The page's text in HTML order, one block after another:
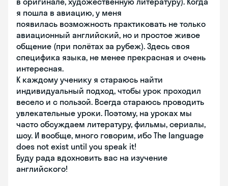
я пошла в авиацию, у меня
появилась возможность практиковать не только
авиационный английский, но и простое живое
общение (при полётах за рубеж). Здесь своя
специфика языка, не менее прекрасная и очень
интересная.
К каждому ученику я стараюсь найти
индивидуальный подход, чтобы урок проходил
весело и с пользой. Всегда стараюсь проводить
увлекательные уроки. Поэтому, на уроках мы
часто обсуждаем литературу, фильмы, сериалы,
шоу. И вообще, много говорим, ибо The language
does not exist until you speak it!
Буду рада вдохновить вас на изучение
английского!